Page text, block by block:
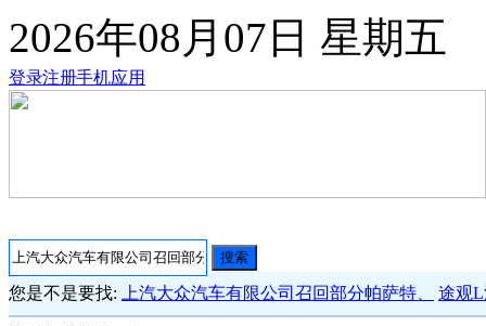
2026年08月07日 星期五
登录注册手机应用
搜索
您是不是要找: 上汽大众汽车有限公司召回部分帕萨特、 途观